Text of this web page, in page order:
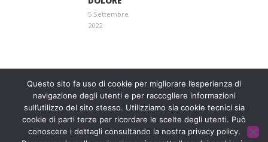
5 Settembre
2022
Fondazione ISAL © 2026 P. IVA 03932590403
Privacy Policy- Sviluppato da Archimede - A.S.I. srl
Questo sito fa uso di cookie per migliorare l’esperienza di
navigazione degli utenti e per raccogliere informazioni
sull’utilizzo del sito stesso. Utilizziamo sia cookie tecnici sia
cookie di parti terze per ricordare le scelte degli utenti. Può
conoscere i dettagli consultando la nostra privacy policy.